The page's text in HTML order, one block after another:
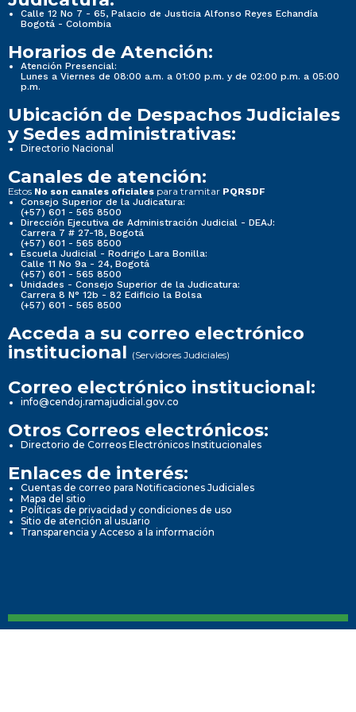
...
Informes de Gestión, Evaluación y Auditoria
4. informes de Gestión, Evaluación y Auditoria
4.1 Informes de empalme
4.2 Informe de Gestión
4.3 Informe de rendición de cuentas ante la...
Información de la entidad
1. Información de la entidad
1.1. Director Seccional
1.2. Directorio Institucional
1.2.1. Información de contacto.
prueba de slider
...
Informes de Gestión, Evaluación y Auditoria
4. informes de Gestión, Evaluación y Auditoria
4.1 Informes de empalme
4.2 Informe de Gestión
4.3 Informe de rendición de cuentas ante la...
Información de la entidad
1. Información de la entidad
1.1. Director Seccional
1.2. Directorio Institucional
1.2.1. Información de contacto.
prueba de slider
Calle 12 No 7 - 65, Palacio de Justicia Alfonso Reyes Echandía
Bogotá - Colombia
Horarios de Atención:
Atención Presencial:
Lunes a Viernes de 08:00 a.m. a 01:00 p.m. y de 02:00 p.m. a 05:00
p.m.
Ubicación de Despachos Judiciales
y Sedes administrativas:
Directorio Nacional
Canales de atención:
Estos No son canales oficiales para tramitar PQRSDF
Consejo Superior de la Judicatura:
(+57) 601 - 565 8500
Dirección Ejecutiva de Administración Judicial - DEAJ:
Carrera 7 # 27-18, Bogotá
(+57) 601 - 565 8500
Escuela Judicial - Rodrigo Lara Bonilla:
Calle 11 No 9a - 24, Bogotá
(+57) 601 - 565 8500
Unidades - Consejo Superior de la Judicatura:
Carrera 8 N° 12b - 82 Edificio la Bolsa
(+57) 601 - 565 8500
Acceda a su correo electrónico
institucional (Servidores Judiciales)
Correo electrónico institucional:
info@cendoj.ramajudicial.gov.co
Otros Correos electrónicos:
Directorio de Correos Electrónicos Institucionales
Enlaces de interés:
Cuentas de correo para Notificaciones Judiciales
Mapa del sitio
Políticas de privacidad y condiciones de uso
Sitio de atención al usuario
Transparencia y Acceso a la información